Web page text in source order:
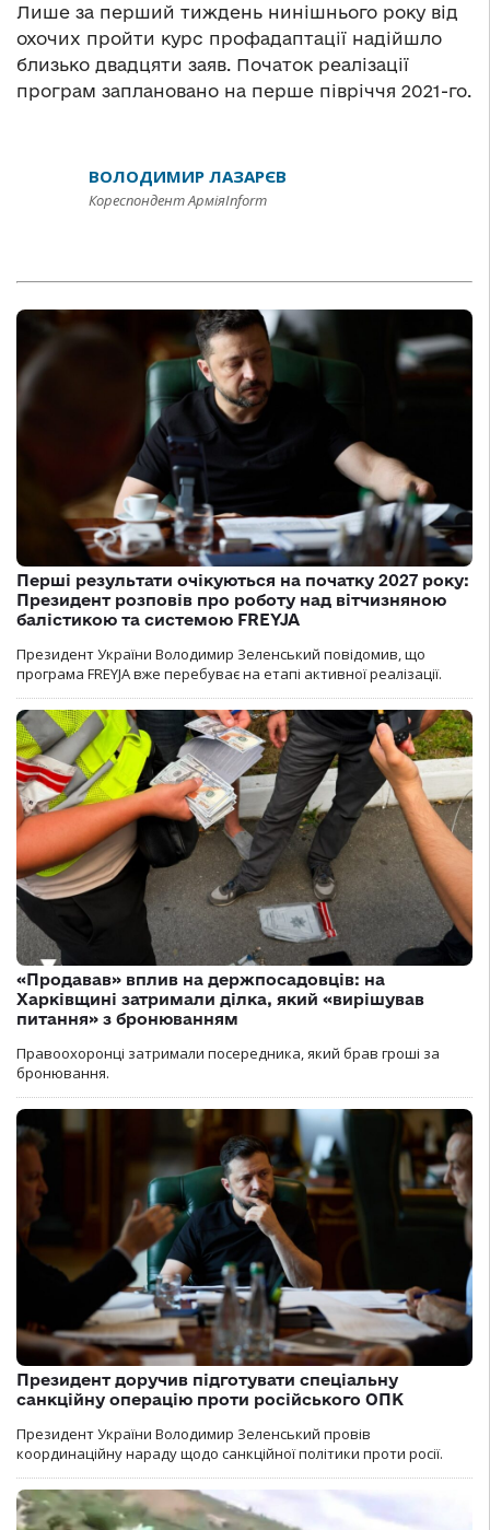
Лише за перший тиждень нинішнього року від
охочих пройти курс профадаптації надійшло
близько двадцяти заяв. Початок реалізації
програм заплановано на перше півріччя 2021-го.
ВОЛОДИМИР ЛАЗАРЄВ
Кореспондент АрміяInform
Перші результати очікуються на початку 2027 року:
Президент розповів про роботу над вітчизняною
балістикою та системою FREYJA
Президент України Володимир Зеленський повідомив, що
програма FREYJA вже перебуває на етапі активної реалізації.
«Продавав» вплив на держпосадовців: на
Харківщині затримали ділка, який «вирішував
питання» з бронюванням
Правоохоронці затримали посередника, який брав гроші за
бронювання.
Президент доручив підготувати спеціальну
санкційну операцію проти російського ОПК
Президент України Володимир Зеленський провів
координаційну нараду щодо санкційної політики проти росії.